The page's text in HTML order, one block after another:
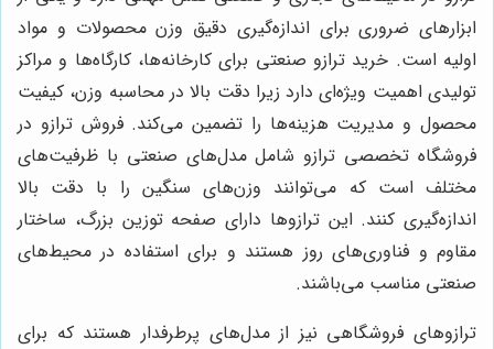
ابزارهای ضروری برای اندازه‌گیری دقیق وزن محصولات و مواد
اولیه است. خرید ترازو صنعتی برای کارخانه‌ها، کارگاه‌ها و مراکز
تولیدی اهمیت ویژه‌ای دارد زیرا دقت بالا در محاسبه وزن، کیفیت
محصول و مدیریت هزینه‌ها را تضمین می‌کند. فروش ترازو در
فروشگاه تخصصی ترازو شامل مدل‌های صنعتی با ظرفیت‌های
مختلف است که می‌توانند وزن‌های سنگین را با دقت بالا
اندازه‌گیری کنند. این ترازوها دارای صفحه توزین بزرگ، ساختار
مقاوم و فناوری‌های روز هستند و برای استفاده در محیط‌های
صنعتی مناسب می‌باشند.
ترازوهای فروشگاهی نیز از مدل‌های پرطرفدار هستند که برای